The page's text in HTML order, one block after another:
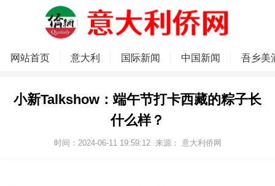
网站首页 意大利 国际新闻 中国新闻 吾乡美
小新Talkshow：端午节打卡西藏的粽子长
什么样？
时间：2024-06-11 19:59:12 来源： 意大利侨网